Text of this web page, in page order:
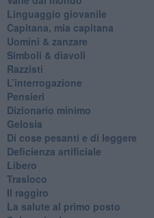
​Linguaggio giovanile
​Capitana, mia capitana
Uomini & zanzare
​Simboli & diavoli
Razzisti
​L’interrogazione
Pensieri
​Dizionario minimo
Gelosia
Di cose pesanti e di leggere
​Deficienza artificiale
Libero
Trasloco
Il raggiro
​La salute al primo posto